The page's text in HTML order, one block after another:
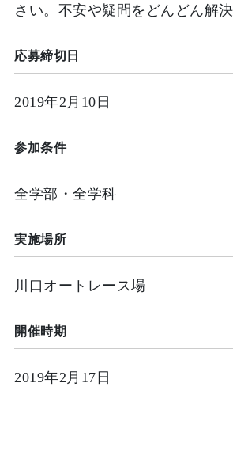
さい。不安や疑問をどんどん解
応募締切日
2019年2月10日
参加条件
全学部・全学科
実施場所
川口オートレース場
開催時期
2019年2月17日